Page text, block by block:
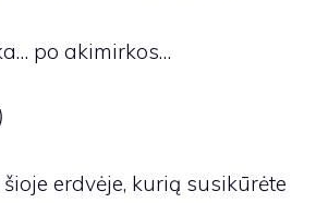
po akimirkos…
erdvėje, kurią susikūrėte